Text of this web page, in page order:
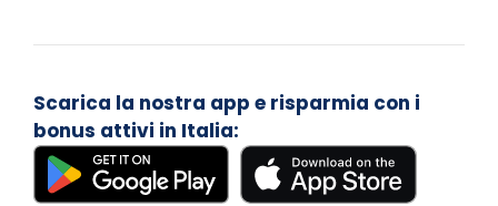
Scarica la nostra app e risparmia con i
bonus attivi in Italia: